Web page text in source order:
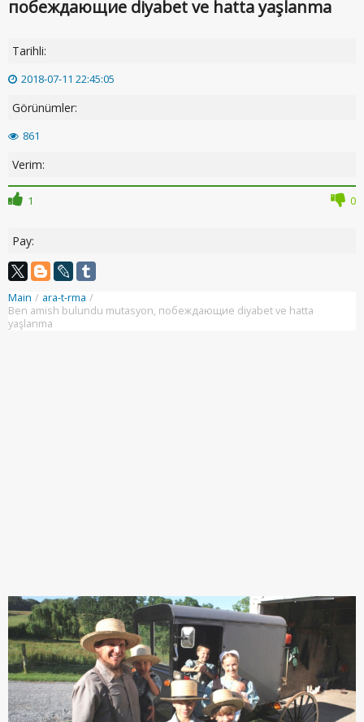
побеждающие diyabet ve hatta yaşlanma
Tarihli:
2018-07-11 22:45:05
Görünümler:
861
Verim:
1 0
Pay:
Main / ara-t-rma /
Ben amish bulundu mutasyon, побеждающие diyabet ve hatta
yaşlanma